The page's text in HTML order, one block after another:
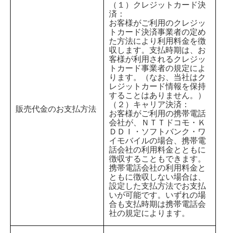
販売代金のお支払方法
（１）クレジットカード決
済：
お客様がご利用のクレジッ
トカード決済事業者の定め
た方法により利用料金を徴
収します。支払時期は、お
客様が利用されるクレジッ
トカード事業者の規定によ
ります。（なお、当社はク
レジットカード情報を保持
することはありません。）
（２）キャリア決済：
お客様がご利用の携帯電話
会社が、ＮＴＴドコモ・Ｋ
ＤＤＩ・ソフトバンク・ワ
イモバイルの場合、携帯電
話会社の利用料金とともに
徴収することもできます。
携帯電話会社の利用料金と
ともに徴収しない場合は、
設定した支払方法でお支払
いが可能です。いずれの場
合も支払時期は携帯電話会
社の規定によります。